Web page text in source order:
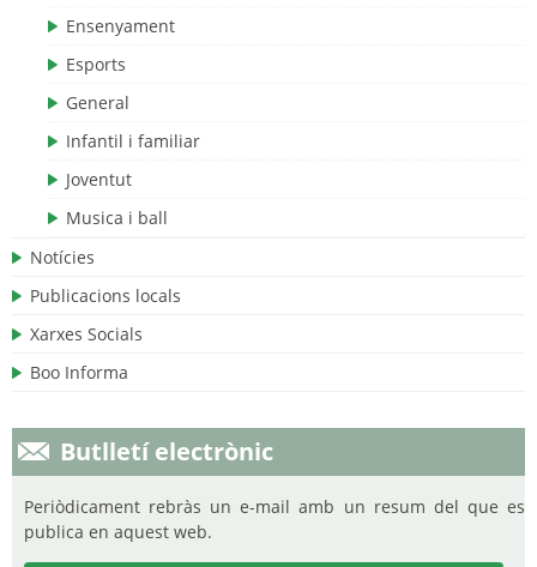
Ensenyament
Esports
General
Infantil i familiar
Joventut
Musica i ball
Notícies
Publicacions locals
Xarxes Socials
Boo Informa
Butlletí electrònic
Periòdicament rebràs un e-mail amb un resum del que es
publica en aquest web.